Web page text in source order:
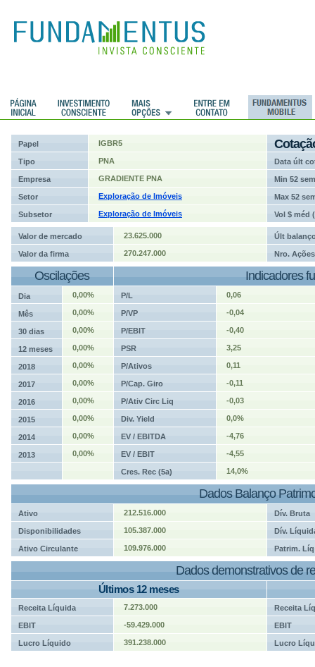
Papel IGBR5
Tipo PNA Data últ
Empresa GRADIENTE PNA Min 52 sem
Setor Exploração de Imóveis Max 52
Subsetor Exploração de Imóveis Vol $ méd
Valor de mercado 23.625.000 Últ
Valor da firma 270.247.000 Nro. Ações
Oscilações Indicadores
Dia 0,00% P/L 0,06
Mês 0,00% P/VP -0,04
30 dias 0,00% P/EBIT -0,40
12 meses 0,00% PSR 3,25
2018 0,00% P/Ativos 0,11
2017 0,00% P/Cap. Giro -0,11
2016 0,00% P/Ativ Circ Liq -0,03
2015 0,00% Div. Yield 0,0%
2014 0,00% EV / EBITDA -4,76
2013 0,00% EV / EBIT -4,55
Cres. Rec (5a) 14,0%
Dados Balanço
Ativo 212.516.000 Dív. Bruta
Disponibilidades 105.387.000 Dív.
Ativo Circulante 109.976.000 Patrim. Líq
Dados demonstrativos de
Últimos 12 meses
Receita Líquida 7.273.000 Receita
EBIT -59.429.000 EBIT
Lucro Líquido 391.238.000 Lucro